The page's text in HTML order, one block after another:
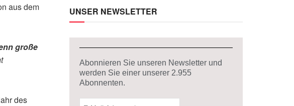
aus dem
große
des
UNSER NEWSLETTER
Abonnieren Sie unseren Newsletter und
werden Sie einer unserer 2.955
Abonnenten.